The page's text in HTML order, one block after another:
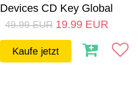
Devices CD Key Global
49.99 EUR 19.99 EUR
Kaufe jetzt